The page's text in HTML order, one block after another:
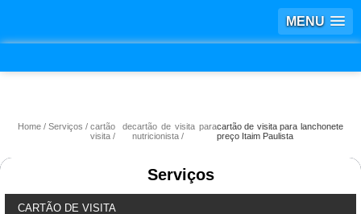
MENU
Home Serviços
cartão de
visita
cartão de visita para
nutricionista
cartão de visita para lanchonete
preço Itaim Paulista
Serviços
CARTÃO DE VISITA